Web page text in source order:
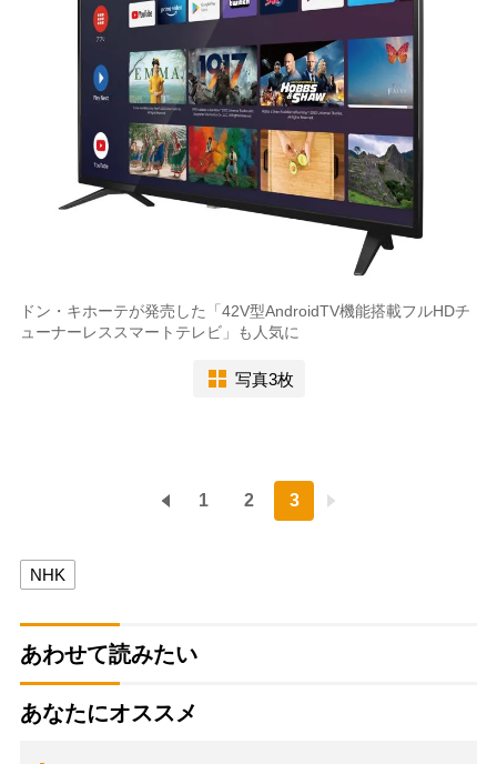
ドン・キホーテが発売した「42V型AndroidTV機能搭載フルHDチ
ューナーレススマートテレビ」も人気に
写真3枚
1 2 3
NHK
あわせて読みたい
あなたにオススメ